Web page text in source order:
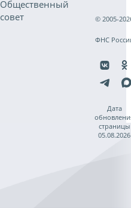
Общественный
совет
© 2005-
ФНС
Дата
страницы
05.08.2026